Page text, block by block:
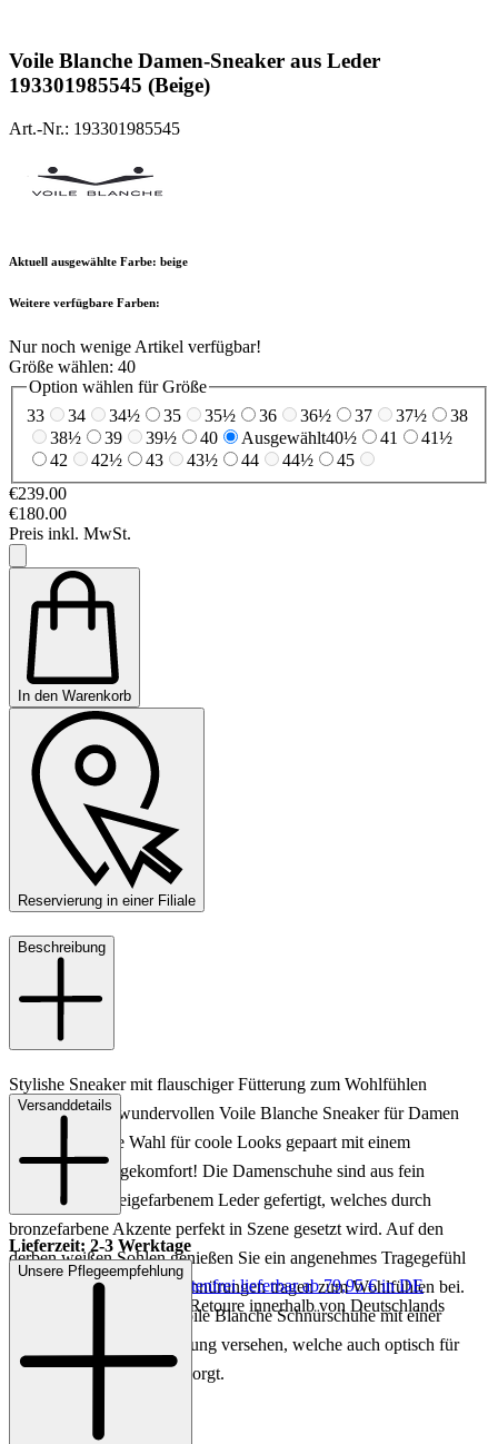
Voile Blanche Damen-Sneaker aus Leder
193301985545 (Beige)
Art.-Nr.: 193301985545
Aktuell ausgewählte Farbe: beige
Weitere verfügbare Farben:
Nur noch wenige Artikel verfügbar!
Größe wählen: 40
Option wählen für Größe
33
34 34½ 35 35½ 36 36½ 37 37½
38
38½
39 39½ 40 Ausgewählt40½ 41
41½
42
42½ 43 43½ 44 44½
45
€239.00
€180.00
Preis inkl. MwSt.
In den Warenkorb
Reservierung in einer Filiale
Beschreibung
Stylishe Sneaker mit flauschiger Fütterung zum Wohlfühlen
gefällig? Diese wundervollen Voile Blanche Sneaker für Damen
sind die perfekte Wahl für coole Looks gepaart mit einem
traumhaften Tragekomfort! Die Damenschuhe sind aus fein
strukturiertem beigefarbenem Leder gefertigt, welches durch
bronzefarbene Akzente perfekt in Szene gesetzt wird. Auf den
derben weißen Sohlen genießen Sie ein angenehmes Tragegefühl
und auch die sportiven Schnürungen tragen zum Wohlfühlen bei.
Zudem sind die beigen Voile Blanche Schnürschuhe mit einer
flauschigen weißen Fütterung versehen, welche auch optisch für
einen modernen Charme sorgt.
Versanddetails
Lieferzeit: 2-3 Werktage
Keine Versandkosten:
kostenfrei lieferbar ab 79,95 € in DE
Einfache und Kostenlose Retoure innerhalb von Deutschlands
Unsere Pflegeempfehlung